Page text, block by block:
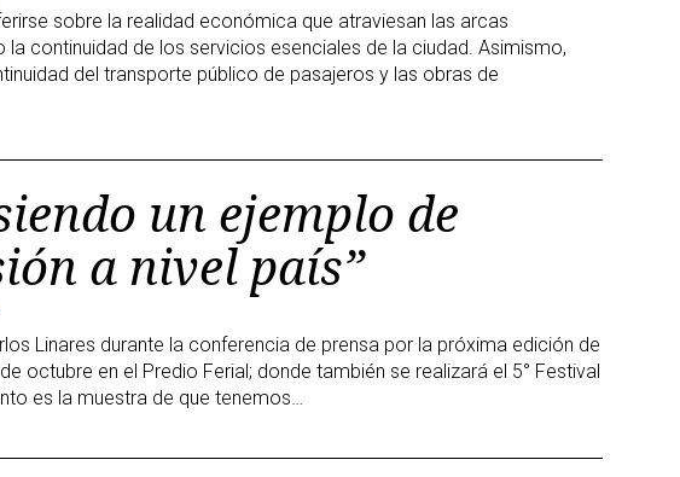
sobre la realidad económica que atraviesan las arcas
la continuidad de los servicios esenciales de la ciudad. Asimismo,
del transporte público de pasajeros y las obras de
un ejemplo de
a nivel país”
Linares durante la conferencia de prensa por la próxima edición de
octubre en el Predio Ferial; donde también se realizará el 5° Festival
es la muestra de que tenemos…